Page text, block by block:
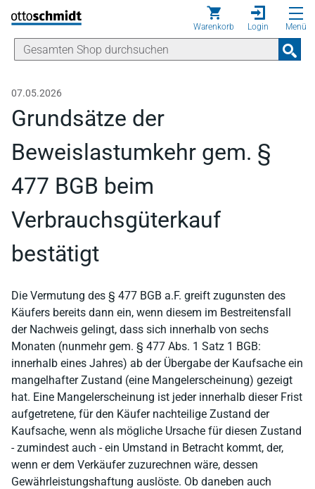
Direkt zum Inhalt
Warenkorb Login Menü
07.05.2026
Grundsätze der
Beweislastumkehr gem. §
477 BGB beim
Verbrauchsgüterkauf
bestätigt
Die Vermutung des § 477 BGB a.F. greift zugunsten des
Käufers bereits dann ein, wenn diesem im Bestreitensfall
der Nachweis gelingt, dass sich innerhalb von sechs
Monaten (nunmehr gem. § 477 Abs. 1 Satz 1 BGB:
innerhalb eines Jahres) ab der Übergabe der Kaufsache ein
mangelhafter Zustand (eine Mangelerscheinung) gezeigt
hat. Eine Mangelerscheinung ist jeder innerhalb dieser Frist
aufgetretene, für den Käufer nachteilige Zustand der
Kaufsache, wenn als mögliche Ursache für diesen Zustand
- zumindest auch - ein Umstand in Betracht kommt, der,
wenn er dem Verkäufer zuzurechnen wäre, dessen
Gewährleistungshaftung auslöste. Ob daneben auch